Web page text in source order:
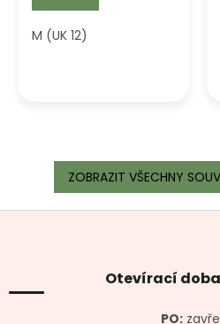
M (UK 12)
ZOBRAZIT VŠECHNY
Z
Otevírací
PO: